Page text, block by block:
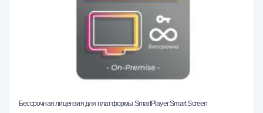
Бессрочная лицензия для платформы SmartPlayer Smart Screen